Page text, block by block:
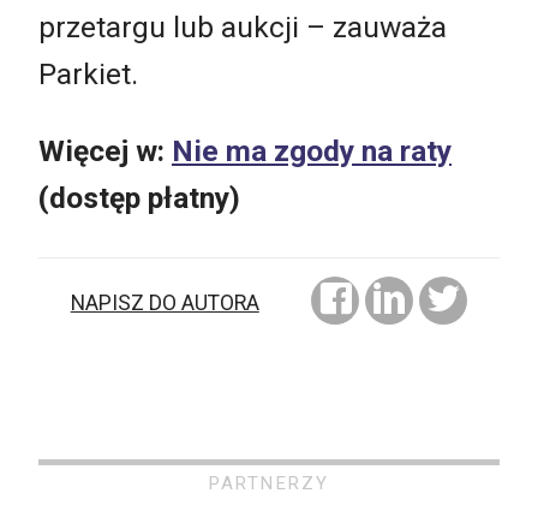
przetargu lub aukcji – zauważa
Parkiet.
Więcej w: Nie ma zgody na raty
(dostęp płatny)
NAPISZ DO AUTORA
PARTNERZY